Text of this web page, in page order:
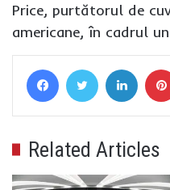
Price, purtătorul de
americane, în cadrul
FacebookTwitter
Related Articles